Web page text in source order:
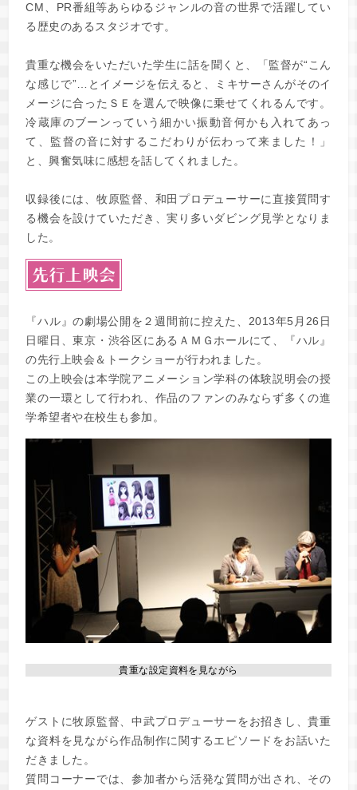
CM、PR番組等あらゆるジャンルの音の世界で活躍してい
る歴史のあるスタジオです。
貴重な機会をいただいた学生に話を聞くと、「監督が“こん
な感じで”…とイメージを伝えると、ミキサーさんがそのイ
メージに合ったＳＥを選んで映像に乗せてくれるんです。
冷蔵庫のブーンっていう細かい振動音何かも入れてあっ
て、監督の音に対するこだわりが伝わって来ました！」
と、興奮気味に感想を話してくれました。
収録後には、牧原監督、和田プロデューサーに直接質問す
る機会を設けていただき、実り多いダビング見学となりま
した。
『ハル』の劇場公開を２週間前に控えた、2013年5月26日
日曜日、東京・渋谷区にあるＡＭＧホールにて、『ハル』
の先行上映会＆トークショーが行われました。
この上映会は本学院アニメーション学科の体験説明会の授
業の一環として行われ、作品のファンのみならず多くの進
学希望者や在校生も参加。
貴重な設定資料を見ながら
ゲストに牧原監督、中武プロデューサーをお招きし、貴重
な資料を見ながら作品制作に関するエピソードをお話いた
だきました。
質問コーナーでは、参加者から活発な質問が出され、その